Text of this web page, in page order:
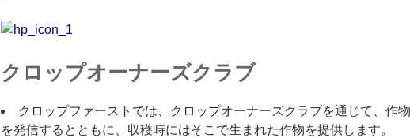
クロップオーナーズクラブ
クロップファーストでは、クロップオーナーズクラブを通じて、作
を発信するとともに、収穫時にはそこで生まれた作物を提供します。